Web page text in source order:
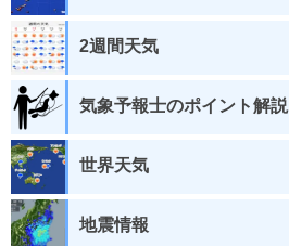
2週間天気
気象予報士のポイント解説
世界天気
地震情報